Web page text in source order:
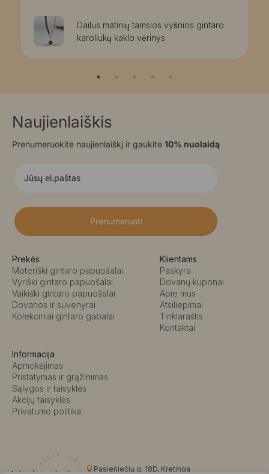
Dailus matinių tamsios vyšnios gintaro
karoliukų kaklo vėrinys
Naujienlaiškis
Prenumeruokite naujienlaiškį ir gaukite 10% nuolaidą
Prenumeruoti
Prekės
Moteriški gintaro papuošalai
Vyriški gintaro papuošalai
Vaikiški gintaro papuošalai
Dovanos ir suvenyrai
Kolekciniai gintaro gabalai
Klientams
Paskyra
Dovanų kuponai
Apie mus
Atsiliepimai
Tinklaraštis
Kontaktai
Informacija
Apmokėjimas
Pristatymas ir grąžinimas
Sąlygos ir taisyklės
Akcijų taisyklės
Privatumo politika
Pasieniečių g. 18D, Kretinga